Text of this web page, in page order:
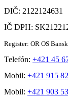
DIČ: 2122124631
IČ DPH:
Register: OR OS
Telefón: +421 45
Mobil: +421 915
Mobil: +421 903